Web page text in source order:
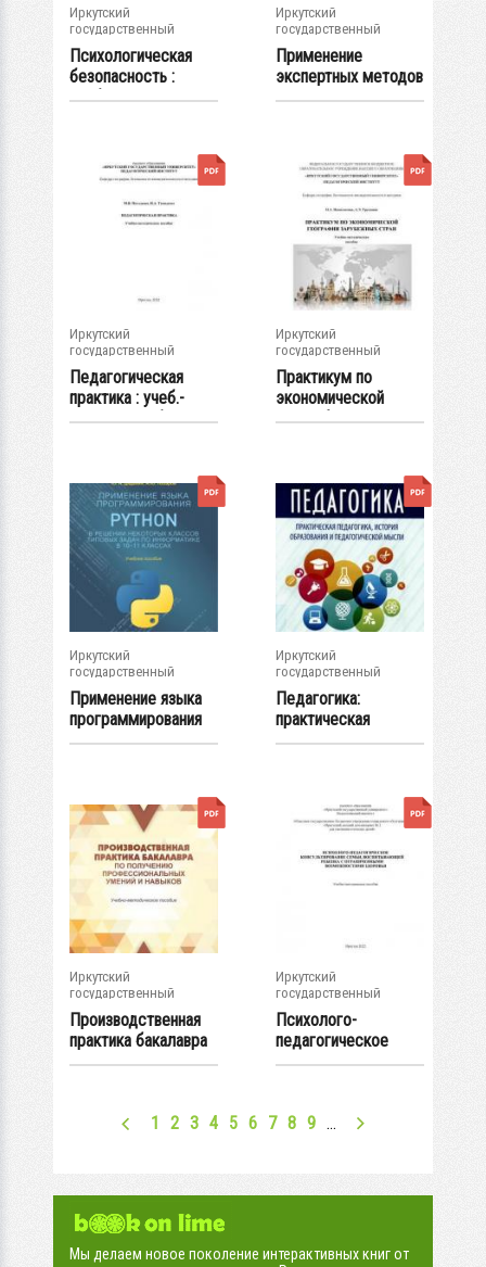
Иркутский
государственный
университет
Психологическая
безопасность :
учеб.-метод....
Иркутский
государственный
университет
Применение
экспертных методов
при решении
Иркутский
государственный
университет
Педагогическая
практика : учеб.-
метод. пособие
Иркутский
государственный
университет
Практикум по
экономической
географии
Иркутский
государственный
университет
Применение языка
программирования
Python в...
Иркутский
государственный
университет
Педагогика:
практическая
педагогика,
Иркутский
государственный
университет
Производственная
практика бакалавра
по получению...
Иркутский
государственный
университет
Психолого-
педагогическое
консультирование
1
2 3 4 5 6 7 8 9 …
Мы делаем новое поколение интерактивных книг от